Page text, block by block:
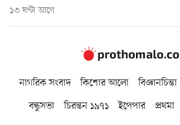
১৩ ঘণ্টা আগে
নাগরিক সংবাদ কিশোর আলো বিজ্ঞানচিন্তা
বন্ধুসভা
চিরন্তন ১৯৭১ ইপেপার প্রথমা